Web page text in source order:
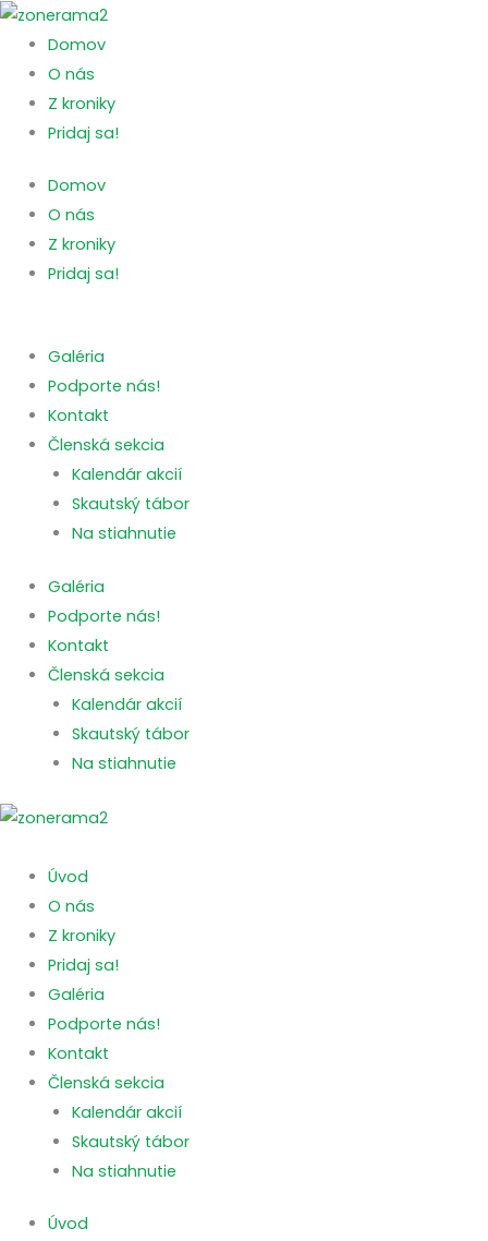
Preskočiť
obsah
Domov
O nás
Z kroniky
Pridaj sa!
Domov
O nás
Z kroniky
Pridaj sa!
Galéria
Podporte nás!
Kontakt
Členská sekcia
Kalendár akcií
Skautský tábor
Na stiahnutie
Galéria
Podporte nás!
Kontakt
Členská sekcia
Kalendár akcií
Skautský tábor
Na stiahnutie
Úvod
O nás
Z kroniky
Pridaj sa!
Galéria
Podporte nás!
Kontakt
Členská sekcia
Kalendár akcií
Skautský tábor
Na stiahnutie
Úvod